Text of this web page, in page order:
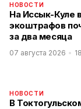
НОВОСТИ
На Иссык-Куле
экоштрафов
за два месяца
07 августа 2026
НОВОСТИ
В